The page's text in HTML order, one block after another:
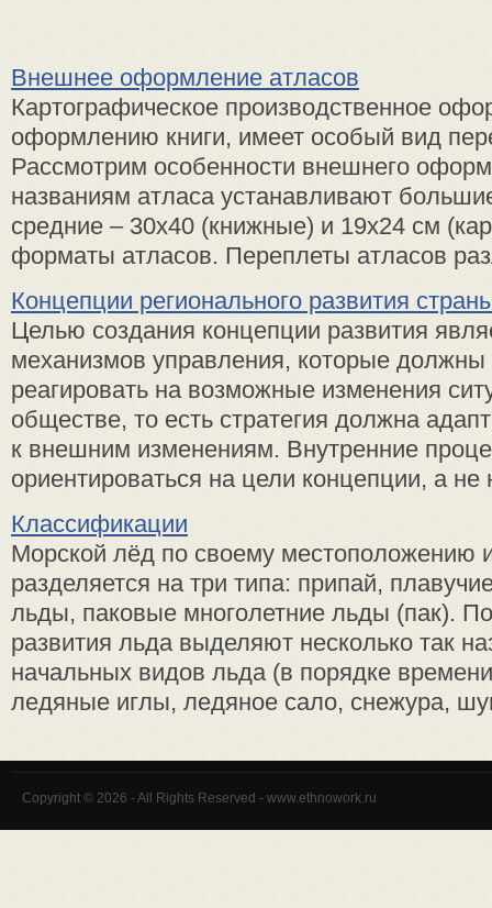
Внешнее оформление атласов
Картографическое производственное
оформлению книги, имеет особый вид
Рассмотрим особенности внешнего
названиям атласа устанавливают
средние – 30х40 (книжные) и 19x24 см
форматы атласов. Переплеты атласов
Концепции регионального развития
Целью создания концепции развития
механизмов управления, которые должны
реагировать на возможные изменения
обществе, то есть стратегия должна
к внешним изменениям. Внутренние
ориентироваться на цели концепции, а
Классификации
Морской лёд по своему местоположению
разделяется на три типа: припай,
льды, паковые многолетние льды (пак).
развития льда выделяют несколько так
начальных видов льда (в порядке
ледяные иглы, ледяное сало, снежура,
Copyright © 2026 - All Rights Reserved - www.ethnowork.ru